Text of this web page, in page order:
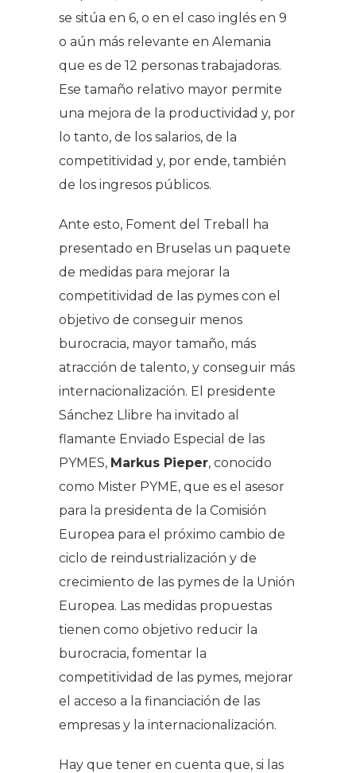
se sitúa en 6, o en el caso inglés en 9
o aún más relevante en Alemania
que es de 12 personas trabajadoras.
Ese tamaño relativo mayor permite
una mejora de la productividad y, por
lo tanto, de los salarios, de la
competitividad y, por ende, también
de los ingresos públicos.
Ante esto, Foment del Treball ha
presentado en Bruselas un paquete
de medidas para mejorar la
competitividad de las pymes con el
objetivo de conseguir menos
burocracia, mayor tamaño, más
atracción de talento, y conseguir más
internacionalización. El presidente
Sánchez Llibre ha invitado al
flamante Enviado Especial de las
PYMES, Markus Pieper, conocido
como Mister PYME, que es el asesor
para la presidenta de la Comisión
Europea para el próximo cambio de
ciclo de reindustrialización y de
crecimiento de las pymes de la Unión
Europea. Las medidas propuestas
tienen como objetivo reducir la
burocracia, fomentar la
competitividad de las pymes, mejorar
el acceso a la financiación de las
empresas y la internacionalización.
Hay que tener en cuenta que, si las